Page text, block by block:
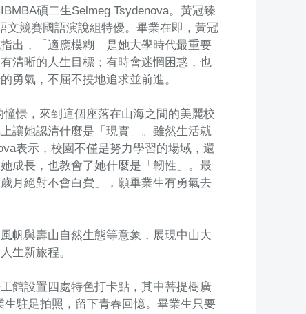
碩二生Selmeg Tsydenova。黃冠臻
文競賽國語演說組特優。畢業在即，黃冠
出，「適應模糊」是她大學時代最重要
清晰的人生目標；有時會迷惘困惑，也
勇氣，不屈不撓地追求並前進。
憬，來到這個座落在山海之間的美麗校
讓她認清什麼是「現實」。雖然生活就
表示，校園不僅是努力學習的場域，還
成長，也教會了她什麼是「韌性」。最
月絕對不會白費」，願畢業生有勇氣去
帆與壽山自然生態等意象，展現中山大
生新旅程。
館設置四處特色打卡點，其中菩提樹廣
駐足拍照，留下青春回憶。畢業生只要